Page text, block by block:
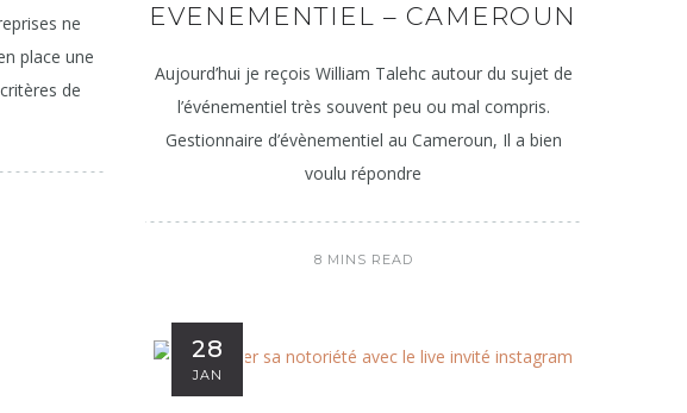
ne
place une
de
EVENEMENTIEL – CAMEROUN
Aujourd’hui je reçois William Talehc autour du sujet de
l’événementiel très souvent peu ou mal compris.
Gestionnaire d’évènementiel au Cameroun, Il a bien
voulu répondre
8 MINS READ
28
JAN